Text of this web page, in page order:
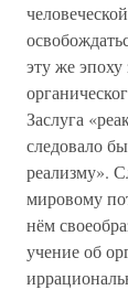
эту же эпоху
Заслуга
следовало
реализму».
мировому
нём
учение об